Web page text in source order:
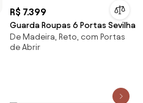
R$ 7.399
Guarda Roupas 6 Portas Sevilha
De Madeira, Reto, com Portas
de Abrir